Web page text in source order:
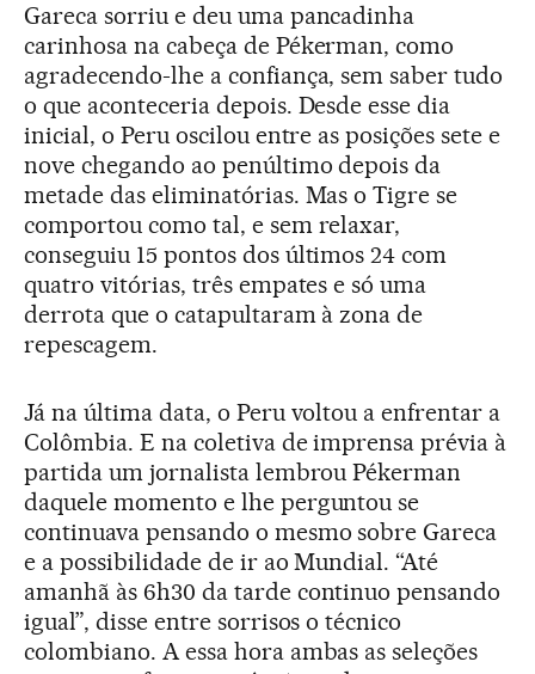
Gareca sorriu e deu uma pancadinha
carinhosa na cabeça de Pékerman, como
agradecendo-lhe a confiança, sem saber tudo
o que aconteceria depois. Desde esse dia
inicial, o Peru oscilou entre as posições sete e
nove chegando ao penúltimo depois da
metade das eliminatórias. Mas o Tigre se
comportou como tal, e sem relaxar,
conseguiu 15 pontos dos últimos 24 com
quatro vitórias, três empates e só uma
derrota que o catapultaram à zona de
repescagem.
Já na última data, o Peru voltou a enfrentar a
Colômbia. E na coletiva de imprensa prévia à
partida um jornalista lembrou Pékerman
daquele momento e lhe perguntou se
continuava pensando o mesmo sobre Gareca
e a possibilidade de ir ao Mundial. “Até
amanhã às 6h30 da tarde continuo pensando
igual”, disse entre sorrisos o técnico
colombiano. A essa hora ambas as seleções